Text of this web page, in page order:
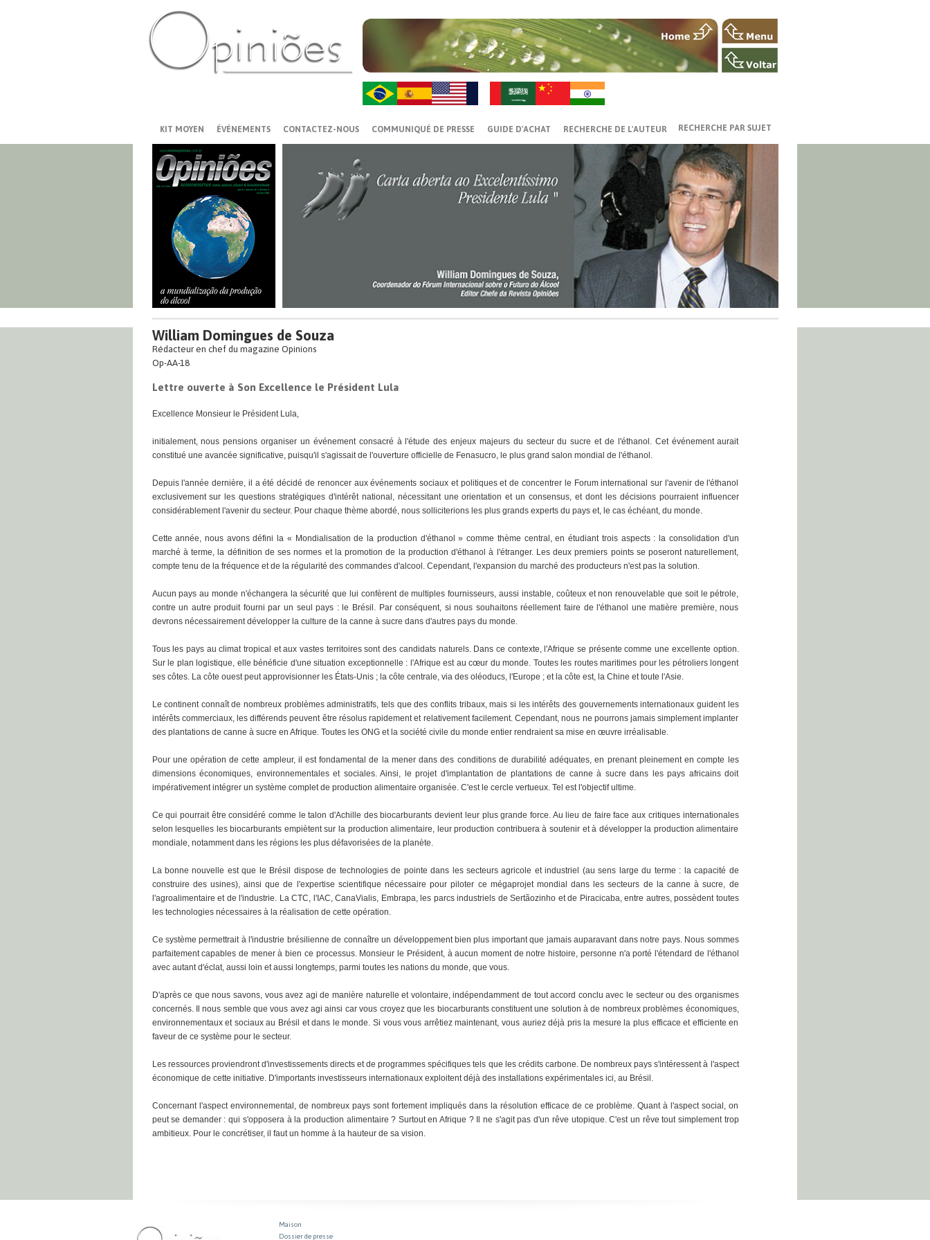
KIT MOYEN ÉVÉNEMENTS CONTACTEZ-NOUS COMMUNIQUÉ DE PRESSE GUIDE D'ACHAT RECHERCHE DE L'AUTEUR RECHERCHE PAR SUJET
William Domingues de Souza
Rédacteur en chef du magazine Opinions
Op-AA-18
Lettre ouverte à Son Excellence le Président Lula
Excellence Monsieur le Président Lula,
initialement, nous pensions organiser un événement consacré à l'étude des enjeux majeurs du secteur du sucre et de l'éthanol. Cet événement aurait
constitué une avancée significative, puisqu'il s'agissait de l'ouverture officielle de Fenasucro, le plus grand salon mondial de l'éthanol.
Depuis l'année dernière, il a été décidé de renoncer aux événements sociaux et politiques et de concentrer le Forum international sur l'avenir de l'éthanol
exclusivement sur les questions stratégiques d'intérêt national, nécessitant une orientation et un consensus, et dont les décisions pourraient influencer
considérablement l'avenir du secteur. Pour chaque thème abordé, nous solliciterions les plus grands experts du pays et, le cas échéant, du monde.
Cette année, nous avons défini la « Mondialisation de la production d'éthanol » comme thème central, en étudiant trois aspects : la consolidation d'un
marché à terme, la définition de ses normes et la promotion de la production d'éthanol à l'étranger. Les deux premiers points se poseront naturellement,
compte tenu de la fréquence et de la régularité des commandes d'alcool. Cependant, l'expansion du marché des producteurs n'est pas la solution.
Aucun pays au monde n'échangera la sécurité que lui confèrent de multiples fournisseurs, aussi instable, coûteux et non renouvelable que soit le pétrole,
contre un autre produit fourni par un seul pays : le Brésil. Par conséquent, si nous souhaitons réellement faire de l'éthanol une matière première, nous
devrons nécessairement développer la culture de la canne à sucre dans d'autres pays du monde.
Tous les pays au climat tropical et aux vastes territoires sont des candidats naturels. Dans ce contexte, l'Afrique se présente comme une excellente option.
Sur le plan logistique, elle bénéficie d'une situation exceptionnelle : l'Afrique est au cœur du monde. Toutes les routes maritimes pour les pétroliers longent
ses côtes. La côte ouest peut approvisionner les États-Unis ; la côte centrale, via des oléoducs, l'Europe ; et la côte est, la Chine et toute l'Asie.
Le continent connaît de nombreux problèmes administratifs, tels que des conflits tribaux, mais si les intérêts des gouvernements internationaux guident les
intérêts commerciaux, les différends peuvent être résolus rapidement et relativement facilement. Cependant, nous ne pourrons jamais simplement implanter
des plantations de canne à sucre en Afrique. Toutes les ONG et la société civile du monde entier rendraient sa mise en œuvre irréalisable.
Pour une opération de cette ampleur, il est fondamental de la mener dans des conditions de durabilité adéquates, en prenant pleinement en compte les
dimensions économiques, environnementales et sociales. Ainsi, le projet d'implantation de plantations de canne à sucre dans les pays africains doit
impérativement intégrer un système complet de production alimentaire organisée. C'est le cercle vertueux. Tel est l'objectif ultime.
Ce qui pourrait être considéré comme le talon d'Achille des biocarburants devient leur plus grande force. Au lieu de faire face aux critiques internationales
selon lesquelles les biocarburants empiètent sur la production alimentaire, leur production contribuera à soutenir et à développer la production alimentaire
mondiale, notamment dans les régions les plus défavorisées de la planète.
La bonne nouvelle est que le Brésil dispose de technologies de pointe dans les secteurs agricole et industriel (au sens large du terme : la capacité de
construire des usines), ainsi que de l'expertise scientifique nécessaire pour piloter ce mégaprojet mondial dans les secteurs de la canne à sucre, de
l'agroalimentaire et de l'industrie. La CTC, l'IAC, CanaVialis, Embrapa, les parcs industriels de Sertãozinho et de Piracicaba, entre autres, possèdent toutes
les technologies nécessaires à la réalisation de cette opération.
Ce système permettrait à l'industrie brésilienne de connaître un développement bien plus important que jamais auparavant dans notre pays. Nous sommes
parfaitement capables de mener à bien ce processus. Monsieur le Président, à aucun moment de notre histoire, personne n'a porté l'étendard de l'éthanol
avec autant d'éclat, aussi loin et aussi longtemps, parmi toutes les nations du monde, que vous.
D'après ce que nous savons, vous avez agi de manière naturelle et volontaire, indépendamment de tout accord conclu avec le secteur ou des organismes
concernés. Il nous semble que vous avez agi ainsi car vous croyez que les biocarburants constituent une solution à de nombreux problèmes économiques,
environnementaux et sociaux au Brésil et dans le monde. Si vous vous arrêtiez maintenant, vous auriez déjà pris la mesure la plus efficace et efficiente en
faveur de ce système pour le secteur.
Les ressources proviendront d'investissements directs et de programmes spécifiques tels que les crédits carbone. De nombreux pays s'intéressent à l'aspect
économique de cette initiative. D'importants investisseurs internationaux exploitent déjà des installations expérimentales ici, au Brésil.
Concernant l'aspect environnemental, de nombreux pays sont fortement impliqués dans la résolution efficace de ce problème. Quant à l'aspect social, on
peut se demander : qui s'opposera à la production alimentaire ? Surtout en Afrique ? Il ne s'agit pas d'un rêve utopique. C'est un rêve tout simplement trop
ambitieux. Pour le concrétiser, il faut un homme à la hauteur de sa vision.
Maison
Dossier de presse